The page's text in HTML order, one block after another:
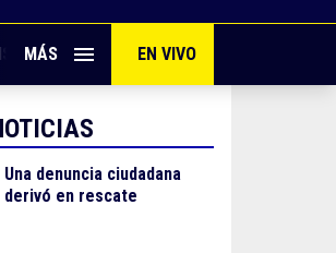
CON SABOR VIVE PUERTO VALLARTA
MÁS EN VIVO
Una denuncia ciudadana
derivó en rescate